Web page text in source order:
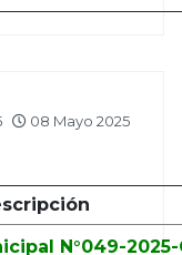
08 Mayo 2025
N°049-